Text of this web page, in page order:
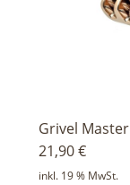
Grivel Master
21,90€
inkl. 19 % MwSt.